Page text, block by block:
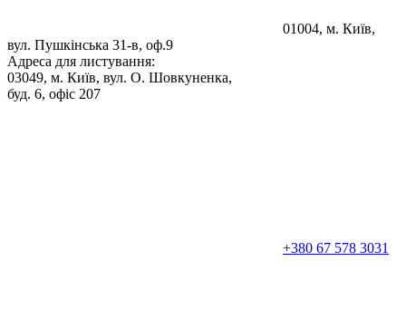
01004, м. Київ,
вул. Пушкінська 31-в, оф.9
Адреса для листування:
03049, м. Київ, вул. О. Шовкуненка,
буд. 6, офіс 207
+380 67 578 3031